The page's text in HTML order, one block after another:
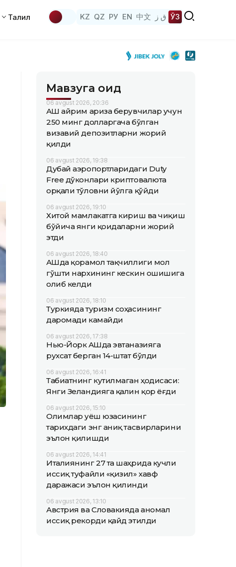
Таҳлил KZ QZ РУ EN 中文 ق ز ЎЗ
Мавзуга оид
06 avgust 2026, 20:36
АҚШ айрим ариза берувчилар учун
250 минг долларгача бўлган
визавий депозитларни жорий
қилди
06 avgust 2026, 19:38
Дубай аэропортларидаги Duty
Free дўконлари криптовалюта
орқали тўловни йўлга қўйди
06 avgust 2026, 19:10
Хитой мамлакатга кириш ва чиқиш
бўйича янги қоидаларни жорий
этди
06 avgust 2026, 18:40
АҚШда қорамол тақчиллиги мол
гўшти нархининг кескин ошишига
олиб келди
06 avgust 2026, 18:10
Туркияда туризм соҳасининг
даромади камайди
06 avgust 2026, 17:38
Нью-Йорк АҚШда эвтаназияга
рухсат берган 14-штат бўлди
06 avgust 2026, 16:41
Табиатнинг кутилмаган ҳодисаси:
Янги Зеландияга қалин қор ёғди
06 avgust 2026, 15:10
Олимлар Қуёш юзасининг
тарихдаги энг аниқ тасвирларини
эълон қилишди
06 avgust 2026, 14:41
Италиянинг 27 та шаҳрида кучли
иссиқ туфайли «қизил» хавф
даражаси эълон қилинди
06 avgust 2026, 13:10
Австрия ва Словакияда аномал
иссиқ рекорди қайд этилди